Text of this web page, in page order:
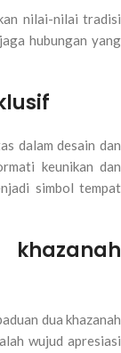
nilai-nilai tradisi
hubungan yang
dalam desain dan
keunikan dan
simbol tempat
dua khazanah
wujud apresiasi